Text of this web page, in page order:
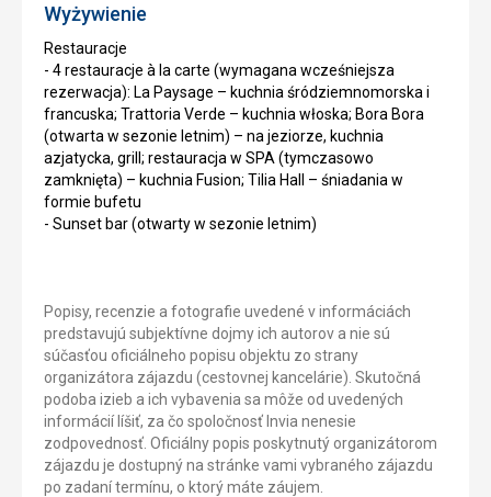
Wyżywienie
Restauracje
- 4 restauracje à la carte (wymagana wcześniejsza
rezerwacja): La Paysage – kuchnia śródziemnomorska i
francuska; Trattoria Verde – kuchnia włoska; Bora Bora
(otwarta w sezonie letnim) – na jeziorze, kuchnia
azjatycka, grill; restauracja w SPA (tymczasowo
zamknięta) – kuchnia Fusion; Tilia Hall – śniadania w
formie bufetu
- Sunset bar (otwarty w sezonie letnim)
Popisy, recenzie a fotografie uvedené v informáciách
predstavujú subjektívne dojmy ich autorov a nie sú
súčasťou oficiálneho popisu objektu zo strany
organizátora zájazdu (cestovnej kancelárie). Skutočná
podoba izieb a ich vybavenia sa môže od uvedených
informácií líšiť, za čo spoločnosť Invia nenesie
zodpovednosť. Oficiálny popis poskytnutý organizátorom
zájazdu je dostupný na stránke vami vybraného zájazdu
po zadaní termínu, o ktorý máte záujem.